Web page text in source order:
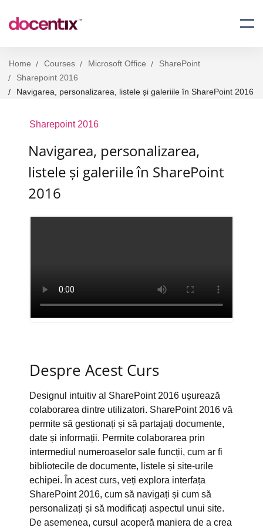
Home Courses Microsoft Office
SharePoint
Sharepoint 2016
Navigarea, personalizarea, listele și galeriile în SharePoint 2016
Sharepoint 2016
Navigarea, personalizarea,
listele și galeriile în SharePoint
2016
Despre Acest Curs
Designul intuitiv al SharePoint 2016 ușurează
colaborarea dintre utilizatori. SharePoint 2016 vă
permite să gestionați și să partajați documente,
date și informații. Permite colaborarea prin
intermediul numeroaselor sale funcții, cum ar fi
bibliotecile de documente, listele și site-urile
echipei. În acest curs, veți explora interfața
SharePoint 2016, cum să navigați și cum să
personalizați și să modificați aspectul unui site.
De asemenea, cursul acoperă maniera de a crea